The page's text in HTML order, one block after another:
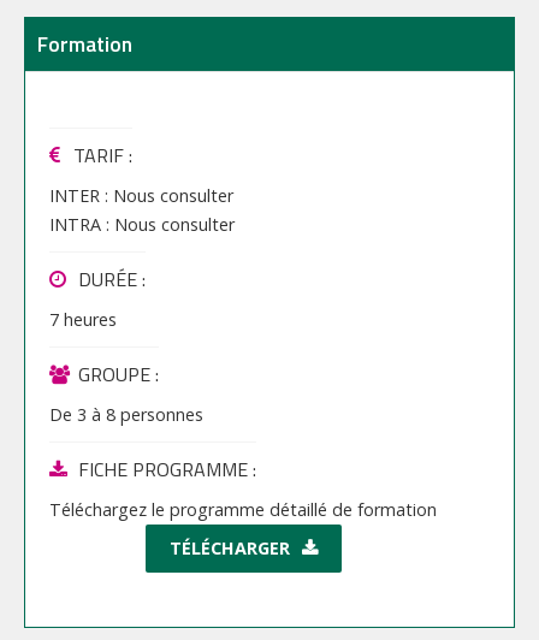
Formation
TARIF:
INTER : Nous consulter
INTRA : Nous consulter
DURÉE :
7 heures
GROUPE :
De 3 à 8 personnes
FICHE PROGRAMME :
Téléchargez le programme détaillé de formation
TÉLÉCHARGER